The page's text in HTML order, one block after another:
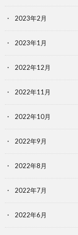
2023年2月
2023年1月
2022年12月
2022年11月
2022年10月
2022年9月
2022年8月
2022年7月
2022年6月